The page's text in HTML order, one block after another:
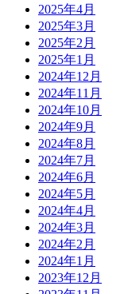
2025年4月
2025年3月
2025年2月
2025年1月
2024年12月
2024年11月
2024年10月
2024年9月
2024年8月
2024年7月
2024年6月
2024年5月
2024年4月
2024年3月
2024年2月
2024年1月
2023年12月